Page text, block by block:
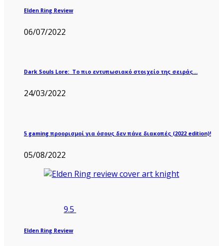
Elden Ring Review
06/07/2022
Dark Souls Lore: Το πιο εντυπωσιακό στοιχείο της σειράς…
24/03/2022
5 gaming προορισμοί για όσους δεν πάνε διακοπές (2022 edition)!
05/08/2022
9.5
Elden Ring Review